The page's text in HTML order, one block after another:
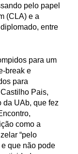
pelo papel
(CLA) e a
entre
para um
break e
para
Pais,
da UAb, que fez
como a
“pelo
que não pode